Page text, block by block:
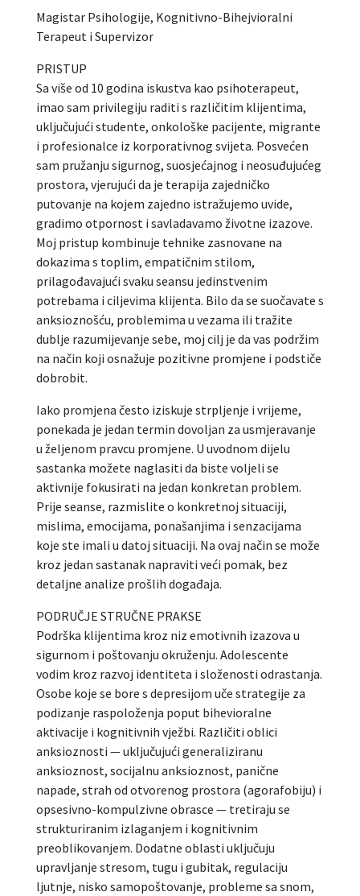
Magistar Psihologije, Kognitivno-Bihejvioralni
Terapeut i Supervizor
PRISTUP
Sa više od 10 godina iskustva kao psihoterapeut,
imao sam privilegiju raditi s različitim klijentima,
uključujući studente, onkološke pacijente, migrante
i profesionalce iz korporativnog svijeta. Posvećen
sam pružanju sigurnog, suosjećajnog i neosuđujućeg
prostora, vjerujući da je terapija zajedničko
putovanje na kojem zajedno istražujemo uvide,
gradimo otpornost i savladavamo životne izazove.
Moj pristup kombinuje tehnike zasnovane na
dokazima s toplim, empatičnim stilom,
prilagođavajući svaku seansu jedinstvenim
potrebama i ciljevima klijenta. Bilo da se suočavate s
anksioznošću, problemima u vezama ili tražite
dublje razumijevanje sebe, moj cilj je da vas podržim
na način koji osnažuje pozitivne promjene i podstiče
dobrobit.
Iako promjena često iziskuje strpljenje i vrijeme,
ponekada je jedan termin dovoljan za usmjeravanje
u željenom pravcu promjene. U uvodnom dijelu
sastanka možete naglasiti da biste voljeli se
aktivnije fokusirati na jedan konkretan problem.
Prije seanse, razmislite o konkretnoj situaciji,
mislima, emocijama, ponašanjima i senzacijama
koje ste imali u datoj situaciji. Na ovaj način se može
kroz jedan sastanak napraviti veći pomak, bez
detaljne analize prošlih događaja.
PODRUČJE STRUČNE PRAKSE
Podrška klijentima kroz niz emotivnih izazova u
sigurnom i poštovanju okruženju. Adolescente
vodim kroz razvoj identiteta i složenosti odrastanja.
Osobe koje se bore s depresijom uče strategije za
podizanje raspoloženja poput bihevioralne
aktivacije i kognitivnih vježbi. Različiti oblici
anksioznosti — uključujući generaliziranu
anksioznost, socijalnu anksioznost, panične
napade, strah od otvorenog prostora (agorafobiju) i
opsesivno-kompulzivne obrasce — tretiraju se
strukturiranim izlaganjem i kognitivnim
preoblikovanjem. Dodatne oblasti uključuju
upravljanje stresom, tugu i gubitak, regulaciju
ljutnje, nisko samopoštovanje, probleme sa snom,